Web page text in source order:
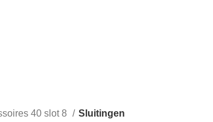
40 slot 8
Sluitingen